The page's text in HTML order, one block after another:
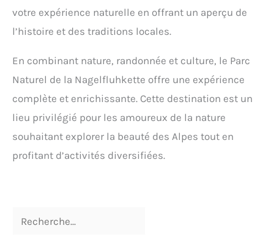
votre expérience naturelle en offrant un aperçu de
l’histoire et des traditions locales.
En combinant nature, randonnée et culture, le Parc
Naturel de la Nagelfluhkette offre une expérience
complète et enrichissante. Cette destination est un
lieu privilégié pour les amoureux de la nature
souhaitant explorer la beauté des Alpes tout en
profitant d’activités diversifiées.